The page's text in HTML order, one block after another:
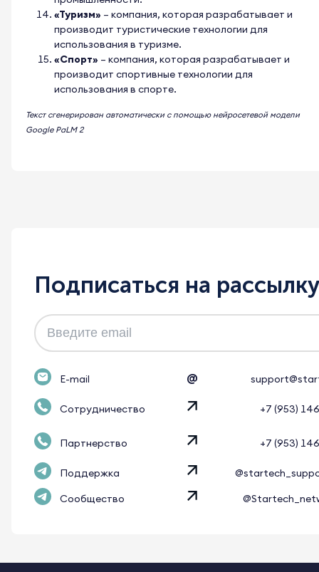
«Туризм» – компания, которая разрабатывает и
производит туристические технологии для
использования в туризме.
«Спорт» – компания, которая разрабатывает и
производит спортивные технологии для
использования в спорте.
Текст сгенерирован автоматически с помощью нейросетевой модели
Google PaLM 2
Подписаться на рассылку
E-mail @
Сотрудничество +7 (953)
Партнерство +7 (953)
Поддержка
Сообщество